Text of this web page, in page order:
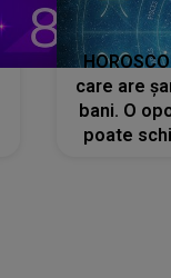
care are
bani. O
poate